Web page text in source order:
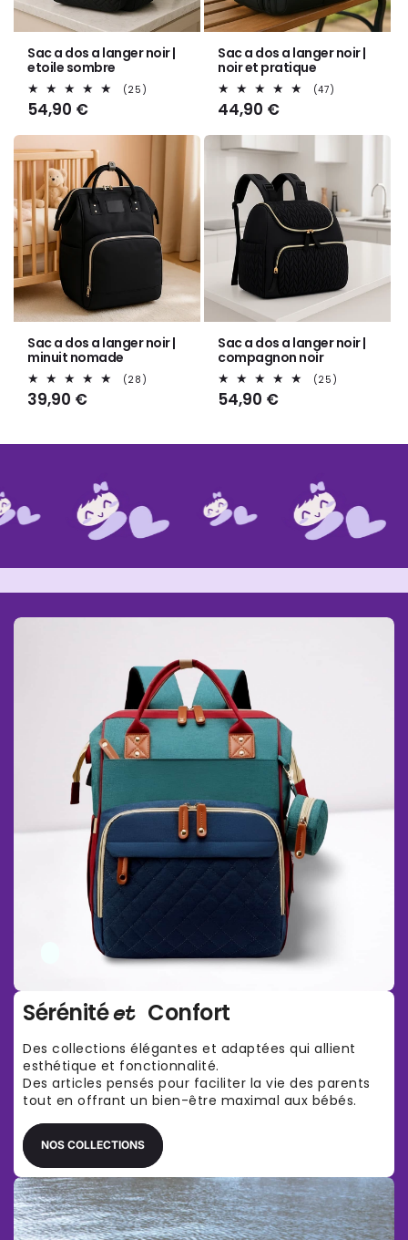
Sac a dos a langer noir |
etoile sombre
(25)
Prix
54,90 €
Sac a dos a langer noir |
noir et pratique
(47)
Prix
44,90 €
Sac a dos a langer noir |
minuit nomade
(28)
Prix
39,90 €
Sac a dos a langer noir |
compagnon noir
(25)
Prix
54,90 €
Sérénitéet Confort
Des collections élégantes et adaptées qui allient
esthétique et fonctionnalité.
Des articles pensés pour faciliter la vie des parents
tout en offrant un bien-être maximal aux bébés.
NOS COLLECTIONS